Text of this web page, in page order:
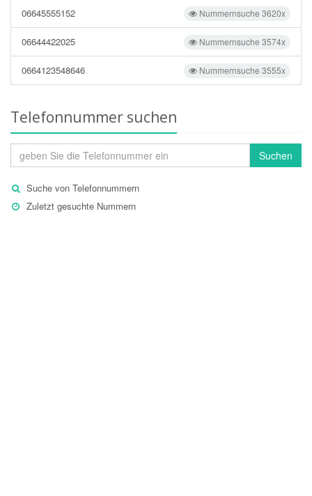
Nummernsuche 3620x
06645555152
Nummernsuche 3574x
06644422025
Nummernsuche 3555x
0664123548646
Telefonnummer suchen
Suchen
Suche von Telefonnummern
Zuletzt gesuchte Nummern